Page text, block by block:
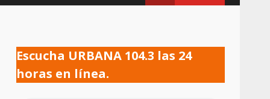
Escucha URBANA 104.3 las 24
horas en línea.